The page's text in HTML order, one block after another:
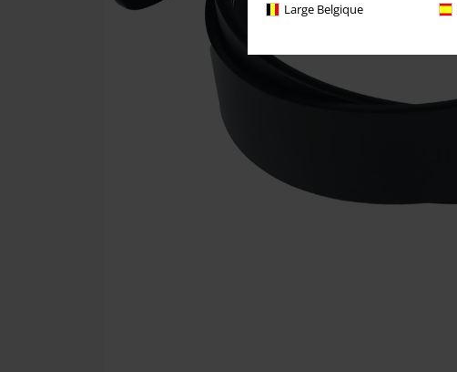
Large Belgique